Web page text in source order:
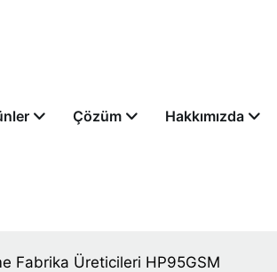
Çözüm Hakkımızda
Fabrika Üreticileri HP95GSM